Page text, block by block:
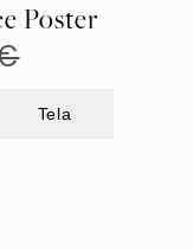
Poster
Tela